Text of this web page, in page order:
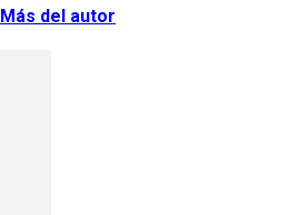
Más del autor